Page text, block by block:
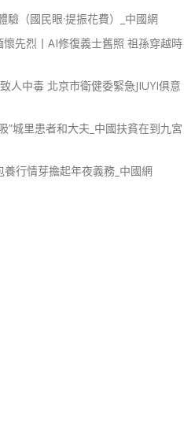
（國民眼·提振花費）_中國網
先烈丨AI修復義士舊照 祖孫穿越時
人中毒 北京市衛健委緊急JIUYI俱意
”城里患者和大夫_中國扶貧在到九宮
行情芽擔起年夜義務_中國網